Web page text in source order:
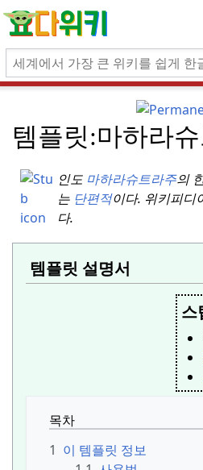
템플릿:마하라
인도 마하라슈트라주의
는 단편적이다. 위키피디
다.
템플릿 설명서
스
목차
1 이 템플릿 정보